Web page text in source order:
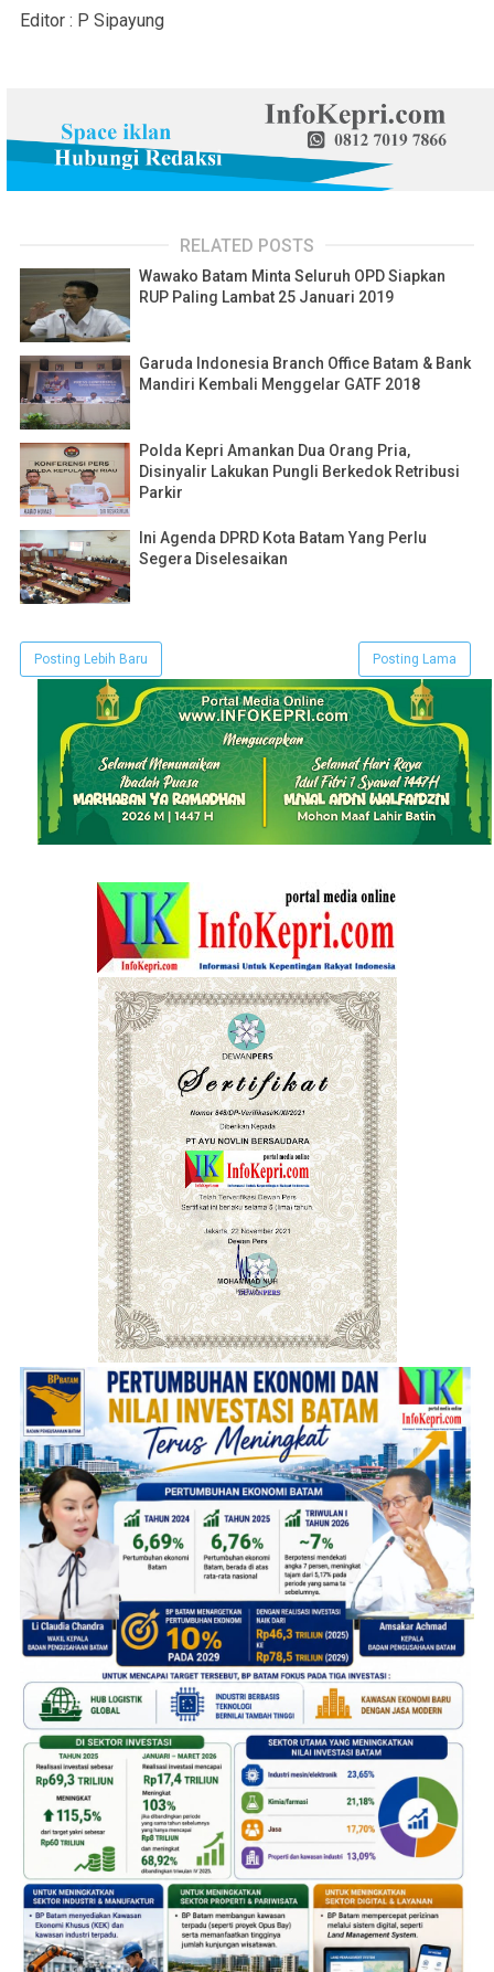
Editor : P Sipayung
RELATED POSTS
Wawako Batam Minta Seluruh OPD Siapkan
RUP Paling Lambat 25 Januari 2019
Garuda Indonesia Branch Office Batam & Bank
Mandiri Kembali Menggelar GATF 2018
Polda Kepri Amankan Dua Orang Pria,
Disinyalir Lakukan Pungli Berkedok Retribusi
Parkir
Ini Agenda DPRD Kota Batam Yang Perlu
Segera Diselesaikan
Posting Lebih Baru Posting Lama